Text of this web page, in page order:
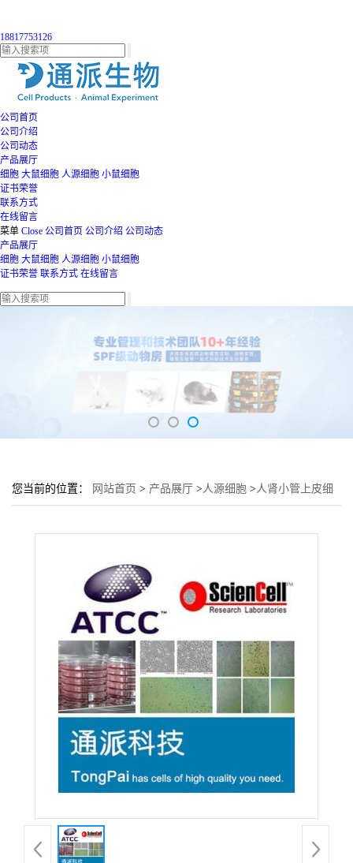
18817753126
公司首页
公司介绍
公司动态
产品展厅
细胞 大鼠细胞 人源细胞 小鼠细胞
证书荣誉
联系方式
在线留言
菜单 Close 公司首页 公司介绍 公司动态
产品展厅
细胞 大鼠细胞 人源细胞 小鼠细胞
证书荣誉 联系方式 在线留言
您当前的位置： 网站首页 > 产品展厅 >人源细胞 >人肾小管上皮细